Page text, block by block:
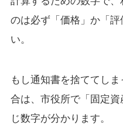
のは必ず「価格」か「
い。
もし通知書を捨ててし
合は、市役所で「固定
じ数字が分かります。